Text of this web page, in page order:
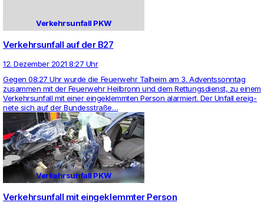
Verkehrsunfall PKW
Verkehrsunfall auf der B27
12. Dezember 2021 8:27 Uhr
Gegen 08:27 Uhr wurde die Feu­er­wehr Tal­heim am 3. Advents­sonntag
zusammen mit der Feu­er­wehr Heil­bronn und dem Ret­tungs­dienst, zu einem
Ver­kehrs­un­fall mit einer ein­ge­klemmten Person alar­miert. Der Unfall ereig­
nete sich auf der Bun­des­straße…
Verkehrsunfall PKW
Verkehrsunfall mit eingeklemmter Person